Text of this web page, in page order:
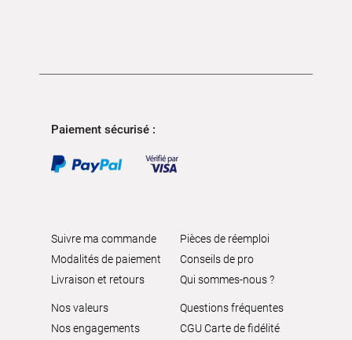
Paiement sécurisé :
Suivre ma commande
Modalités de paiement
Livraison et retours
Pièces de réemploi
Conseils de pro
Qui sommes-nous ?
Nos valeurs
Nos engagements
Questions fréquentes
CGU Carte de fidélité